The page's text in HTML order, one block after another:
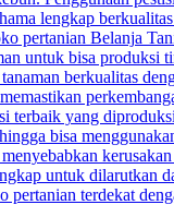
lengkap
pertanian Belanja
untuk bisa produksi
berkualitas
yang
bisa
untuk dilarutkan
pertanian terdekat